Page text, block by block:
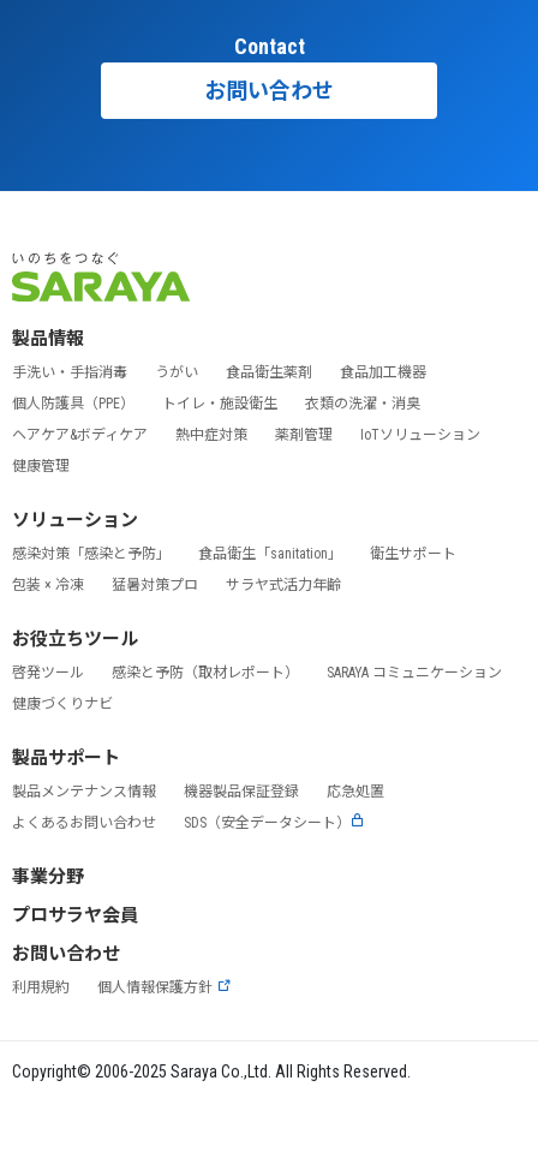
Contact
お問い合わせ
製品情報
手洗い・手指消毒 うがい 食品衛生薬剤
食品加工機器
個人防護具（PPE）
トイレ・施設衛生
衣類の洗濯・消臭
ヘアケア&ボディケア
熱中症対策 薬剤管理
IoTソリューション
健康管理
ソリューション
感染対策「感染と予防」 食品衛生「sanitation」
衛生サポート
包装 × 冷凍
猛暑対策プロ サラヤ式活力年齢
お役立ちツール
啓発ツール 感染と予防（取材レポート）
SARAYA コミュニケーション
健康づくりナビ
製品サポート
製品メンテナンス情報 機器製品保証登録
応急処置
よくあるお問い合わせ
SDS（安全データシート）
事業分野
プロサラヤ会員
お問い合わせ
利用規約 個人情報保護方針
Copyright© 2006-2025 Saraya Co.,Ltd. All Rights Reserved.